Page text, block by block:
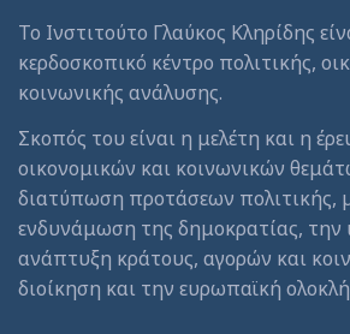
Το Ινστιτούτο Γλαύκος Κληρίδης
κερδοσκοπικό κέντρο πολιτικής,
κοινωνικής ανάλυσης.
Σκοπός του είναι η μελέτη και η
οικονομικών και κοινωνικών
διατύπωση προτάσεων πολιτικής,
ενδυνάμωση της δημοκρατίας, την
ανάπτυξη κράτους, αγορών και
διοίκηση και την ευρωπαϊκή